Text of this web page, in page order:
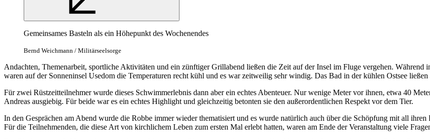
Gemeinsames Basteln als ein Höhepunkt des Wochenendes
Bernd Weichmann / Militärseelsorge
Andachten, Themenarbeit, sportliche Aktivitäten und ein zünftiger Grillabend ließen die Zeit auf der Insel im Fluge vergehen.
waren auf der Sonneninsel Usedom die Temperaturen recht kühl und es war zeitweilig sehr windig. Das Bad in der kühlen Ostsee
Für zwei Rüstzeitteilnehmer wurde dieses Schwimmerlebnis dann aber ein echtes Abenteuer. Nur wenige Meter vor ihnen, etwa 40
Andreas ausgiebig. Für beide war es ein echtes Highlight und gleichzeitig betonten sie den außerordentlichen Respekt vor dem Tier.
In den Gesprächen am Abend wurde die Robbe immer wieder thematisiert und es wurde natürlich auch über die Schöpfung mit all
Für die Teilnehmenden, die diese Art von kirchlichem Leben zum ersten Mal erlebt hatten, waren am Ende der Veranstaltung viele